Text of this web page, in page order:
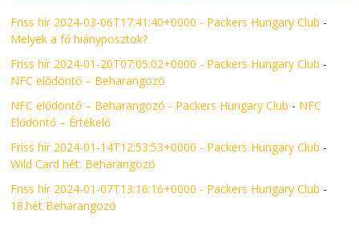
Friss hír 2024-03-06T17:41:40+0000 - Packers Hungary Club -
Melyek a fő hiányposztok?
Friss hír 2024-01-20T07:05:02+0000 - Packers Hungary Club -
NFC elődöntő – Beharangozó
NFC elődöntő – Beharangozó - Packers Hungary Club - NFC
Elődöntő – Értékelő
Friss hír 2024-01-14T12:53:53+0000 - Packers Hungary Club -
Wild Card hét. Beharangozó
Friss hír 2024-01-07T13:16:16+0000 - Packers Hungary Club -
18.hét Beharangozó